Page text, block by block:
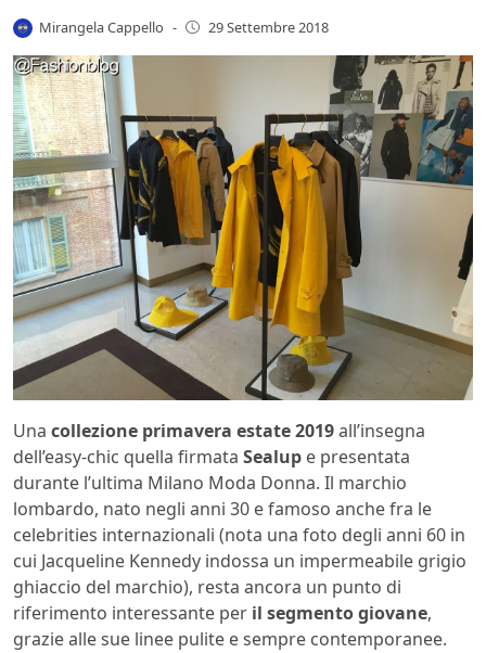
Mirangela Cappello - 29 Settembre 2018
Una collezione primavera estate 2019all’insegna
dell’easy-chic quella firmata Sealup e presentata
durante l’ultima Milano Moda Donna. Il marchio
lombardo, nato negli anni 30 e famoso anche fra le
celebrities internazionali (nota una foto degli anni 60 in
cui Jacqueline Kennedy indossa un impermeabile grigio
ghiaccio del marchio), resta ancora un punto di
riferimento interessante per il segmento giovane,
grazie alle sue linee pulite e sempre contemporanee.